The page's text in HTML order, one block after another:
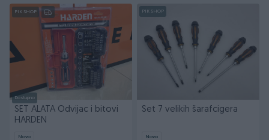
PIK SHOP
Dostupno
SET ALATA Odvijac i bitovi
HARDEN
Novo
PIK SHOP
Set 7 velikih šarafcigera
Novo